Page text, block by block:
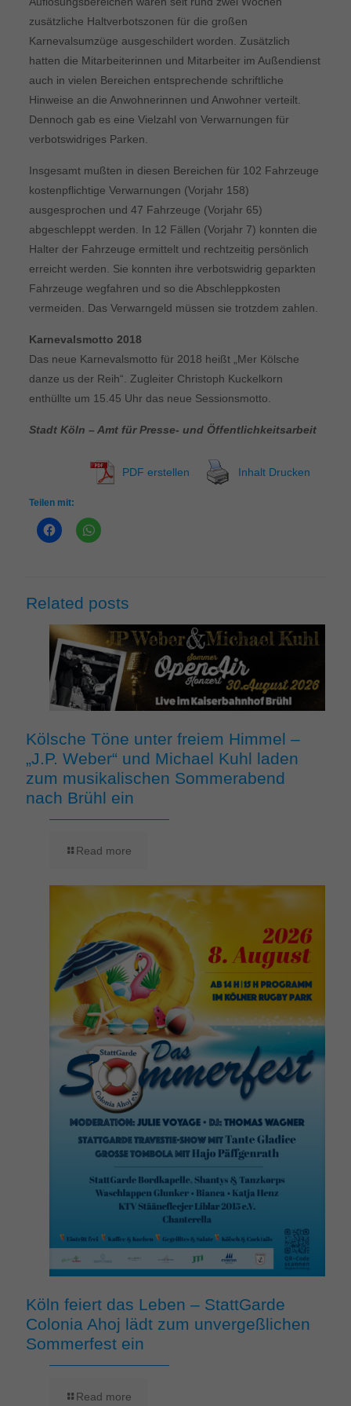
zusätzliche Haltverbotszonen für die großen
Karnevalsumzüge ausgeschildert worden. Zusätzlich
hatten die Mitarbeiterinnen und Mitarbeiter im Außendienst
auch in vielen Bereichen entsprechende schriftliche
Hinweise an die Anwohnerinnen und Anwohner verteilt.
Dennoch gab es eine Vielzahl von Verwarnungen für
verbotswidriges Parken.
Insgesamt mußten in diesen Bereichen für 102 Fahrzeuge
kostenpflichtige Verwarnungen (Vorjahr 158)
ausgesprochen und 47 Fahrzeuge (Vorjahr 65)
abgeschleppt werden. In 12 Fällen (Vorjahr 7) konnten die
Halter der Fahrzeuge ermittelt und rechtzeitig persönlich
erreicht werden. Sie konnten ihre verbotswidrig geparkten
Fahrzeuge wegfahren und so die Abschleppkosten
vermeiden. Das Verwarngeld müssen sie trotzdem zahlen.
Karnevalsmotto 2018
Das neue Karnevalsmotto für 2018 heißt „Mer Kölsche
danze us der Reih“. Zugleiter Christoph Kuckelkorn
enthüllte um 15.45 Uhr das neue Sessionsmotto.
Stadt Köln – Amt für Presse- und Öffentlichkeitsarbeit
PDF erstellen Inhalt Drucken
Teilen mit:
Related posts
Kölsche Töne unter freiem Himmel –
„J.P. Weber“ und Michael Kuhl laden
zum musikalischen Sommerabend
nach Brühl ein
Read more
Köln feiert das Leben – StattGarde
Colonia Ahoj lädt zum unvergeßlichen
Sommerfest ein
Read more